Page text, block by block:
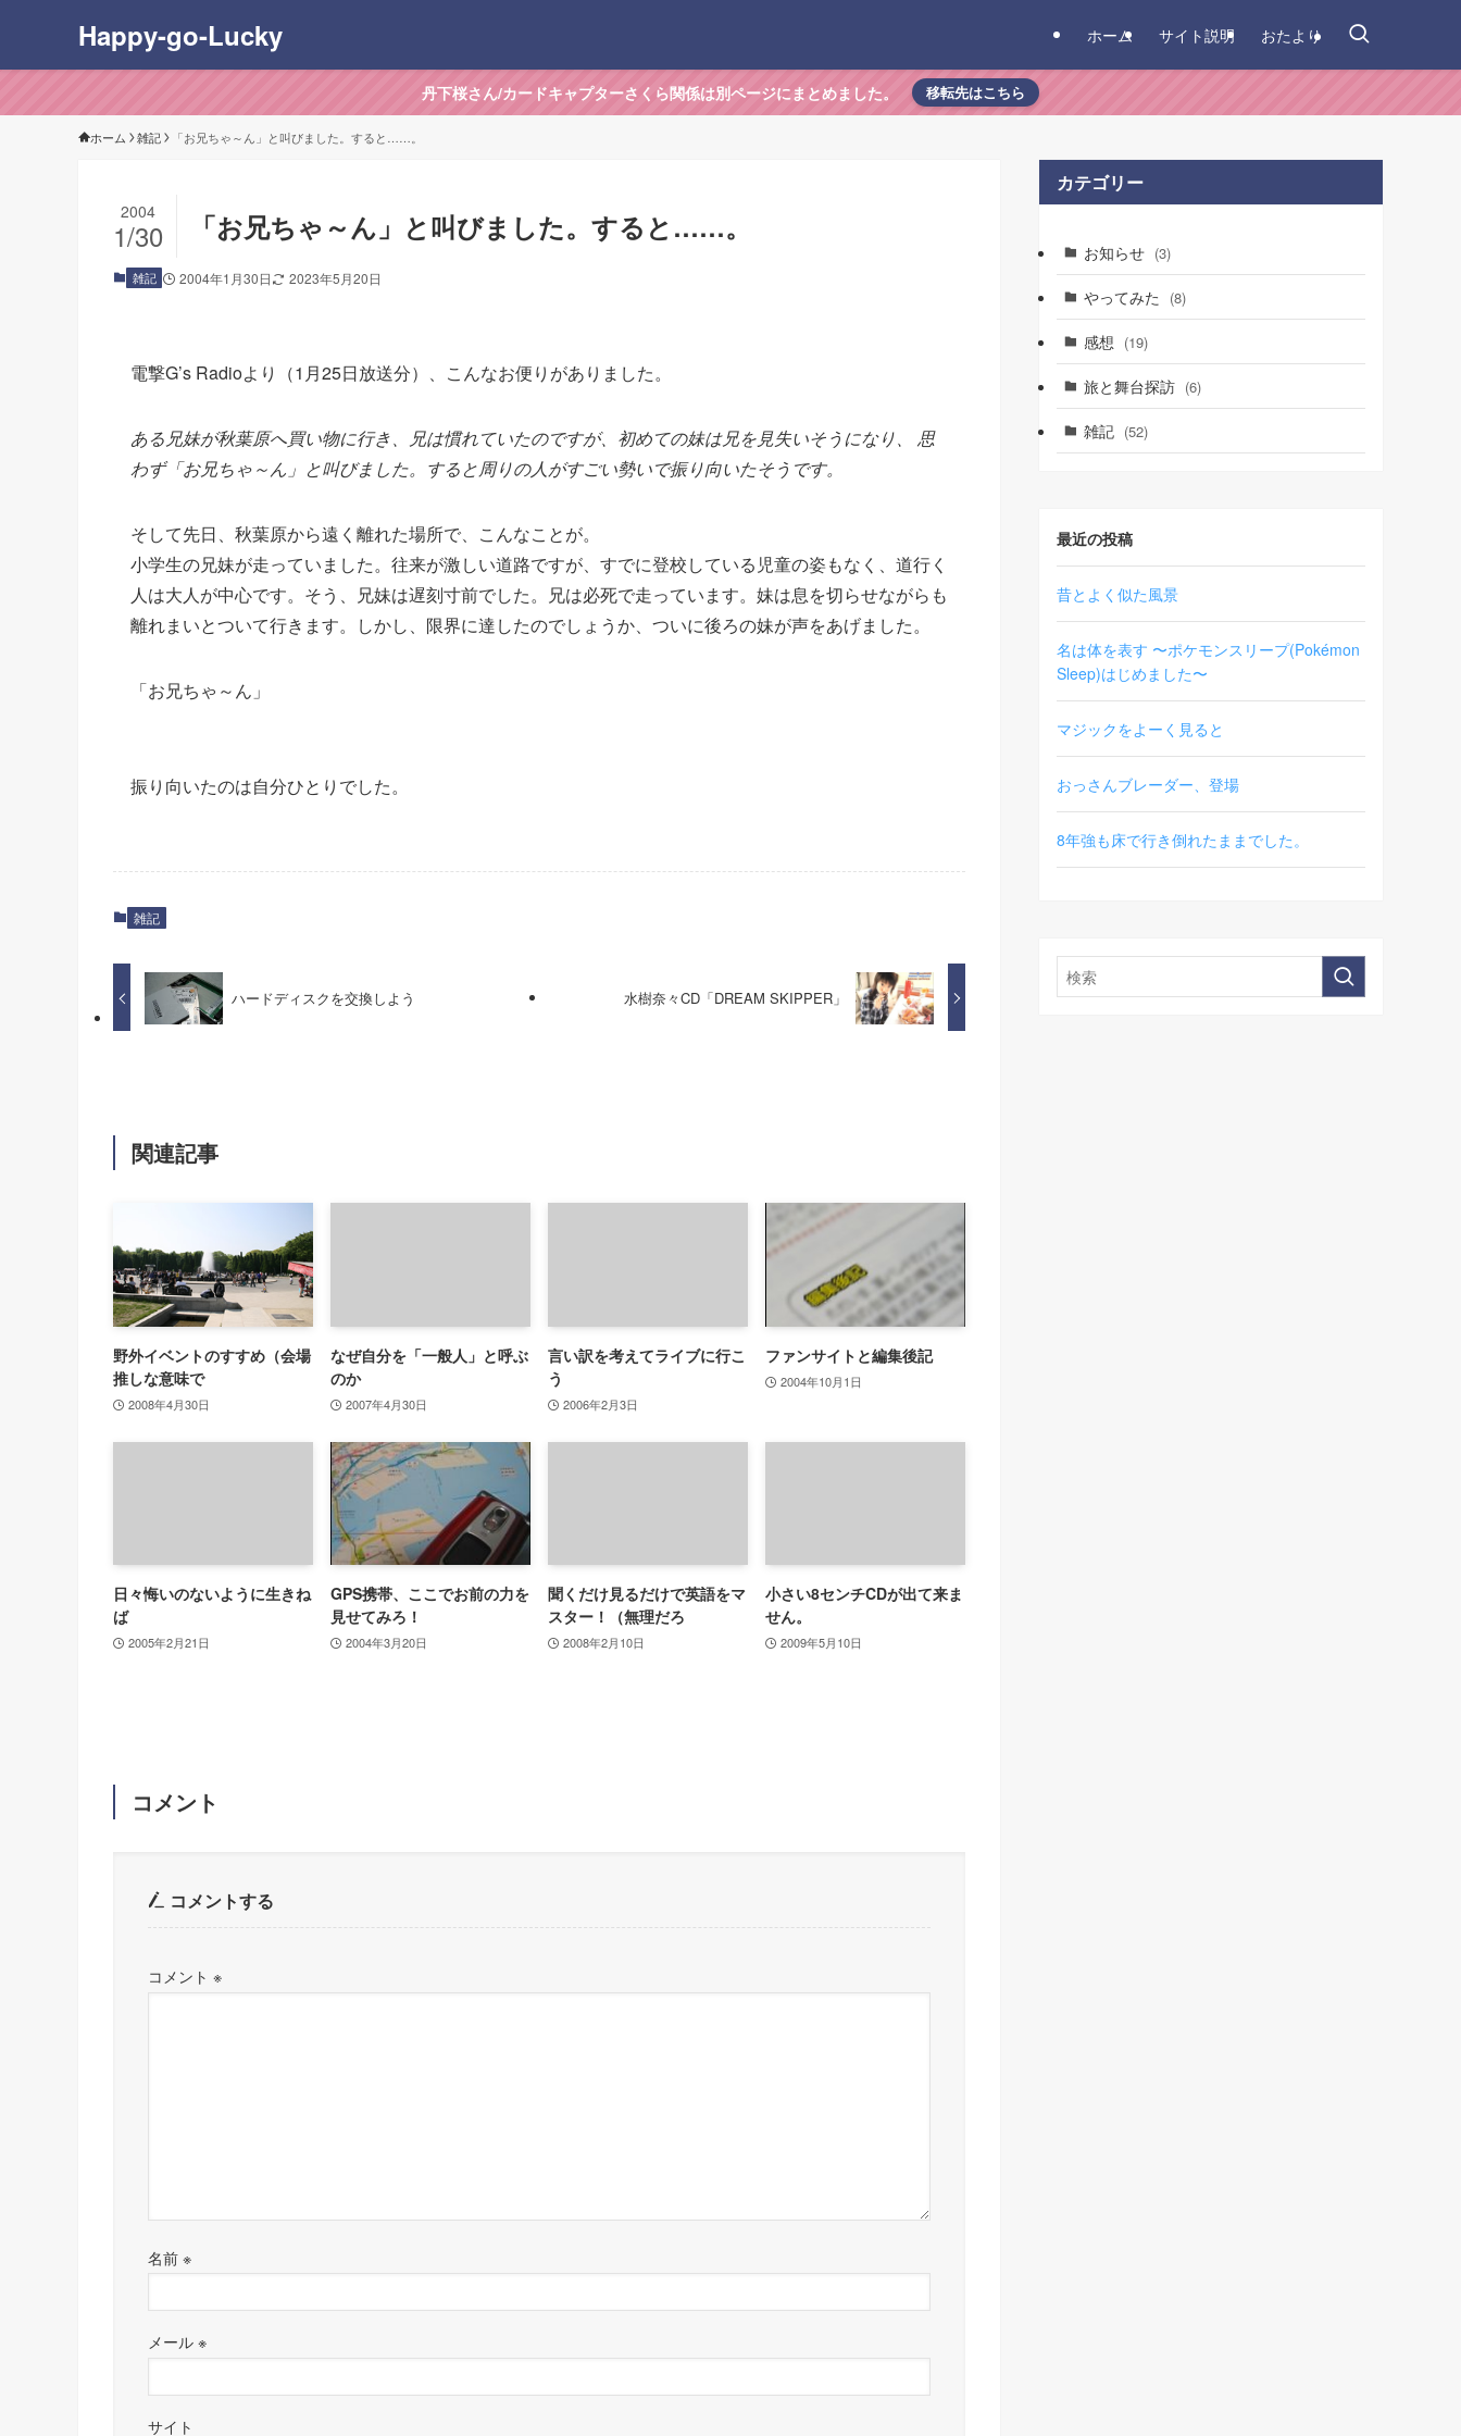
Happy-go-Lucky ホーム サイト説明 おたより
丹下桜さん/カードキャプターさくら関係は別ページにまとめました。 移転先はこちら
ホーム 雑記 「お兄ちゃ～ん」と叫びました。すると……。
「お兄ちゃ～ん」と叫びました。すると……。
2004
1/30
雑記 2004年1月30日 2023年5月20日
電撃G’s Radioより（1月25日放送分）、こんなお便りがありました。
ある兄妹が秋葉原へ買い物に行き、兄は慣れていたのですが、初めての妹は兄を見失いそうになり、 思
わず「お兄ちゃ～ん」と叫びました。すると周りの人がすごい勢いで振り向いたそうです。
そして先日、秋葉原から遠く離れた場所で、こんなことが。
小学生の兄妹が走っていました。往来が激しい道路ですが、すでに登校している児童の姿もなく、道行く
人は大人が中心です。そう、兄妹は遅刻寸前でした。兄は必死で走っています。妹は息を切らせながらも
離れまいとついて行きます。しかし、限界に達したのでしょうか、ついに後ろの妹が声をあげました。
「お兄ちゃ～ん」
振り向いたのは自分ひとりでした。
雑記
ハードディスクを交換しよう 水樹奈々CD「DREAM SKIPPER」
関連記事
野外イベントのすすめ（会場
推しな意味で
2008年4月30日
なぜ自分を「一般人」と呼ぶ
のか
2007年4月30日
言い訳を考えてライブに行こ
う
2006年2月3日
ファンサイトと編集後記
2004年10月1日
日々悔いのないように生きね
ば
2005年2月21日
GPS携帯、ここでお前の力を
見せてみろ！
2004年3月20日
聞くだけ見るだけで英語をマ
スター！（無理だろ
2008年2月10日
小さい8センチCDが出て来ま
せん。
2009年5月10日
コメント
コメントする
コメント ※
名前※
メール※
サイト
カテゴリー
お知らせ (3)
やってみた (8)
感想 (19)
旅と舞台探訪 (6)
雑記 (52)
最近の投稿
昔とよく似た風景
名は体を表す 〜ポケモンスリープ(Pokémon
Sleep)はじめました〜
マジックをよーく見ると
おっさんブレーダー、登場
8年強も床で行き倒れたままでした。